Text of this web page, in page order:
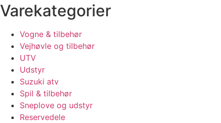
Varekategorier
Vogne & tilbehør
Vejhøvle og tilbehør
UTV
Udstyr
Suzuki atv
Spil & tilbehør
Sneplove og udstyr
Reservedele